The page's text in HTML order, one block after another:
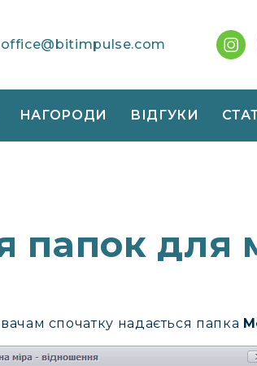
office@bitimpulse.com
НАГОРОДИ ВІДГУКИ
папок для
спочатку надається папка